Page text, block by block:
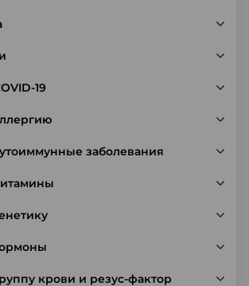
19
заболевания
крови и резус-фактор